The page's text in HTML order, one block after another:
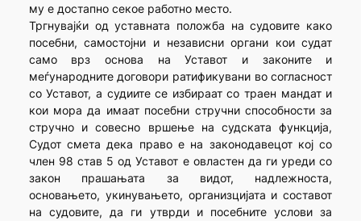
му е достапно секое работно место.
Тргнувајќи од уставната положба на судовите како
посебни, самостојни и независни органи кои судат
само врз основа на Уставот и законите и
меѓународните договори ратификувани во согласност
со Уставот, а судиите се избираат со траен мандат и
кои мора да имаат посебни стручни способности за
стручно и совесно вршење на судската функција,
Судот смета дека право е на законодавецот кој со
член 98 став 5 од Уставот е овластен да ги уреди со
закон прашањата за видот, надлежноста,
основањето, укинувањето, организцијата и составот
на судовите, да ги утврди и посебните услови за